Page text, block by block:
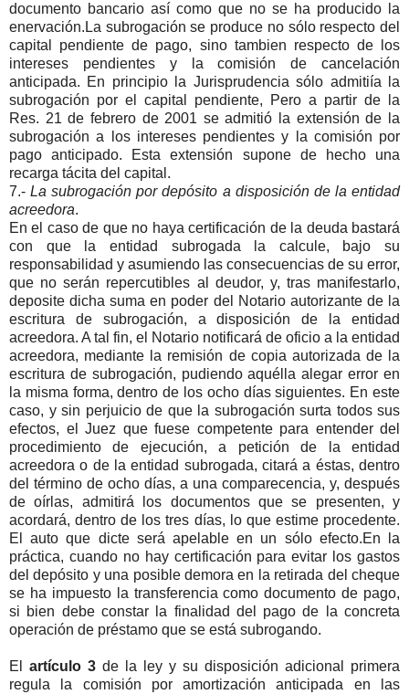
documento bancario así como que no se ha producido la
enervación.La subrogación se produce no sólo respecto del
capital pendiente de pago, sino tambien respecto de los
intereses pendientes y la comisión de cancelación
anticipada. En principio la Jurisprudencia sólo admitiía la
subrogación por el capital pendiente, Pero a partir de la
Res. 21 de febrero de 2001 se admitió la extensión de la
subrogación a los intereses pendientes y la comisión por
pago anticipado. Esta extensión supone de hecho una
recarga tácita del capital.
7.-La subrogación por depósito a disposición de la entidad
acreedora.
En el caso de que no haya certificación de la deuda bastará
con que la entidad subrogada la calcule, bajo su
responsabilidad y asumiendo las consecuencias de su error,
que no serán repercutibles al deudor, y, tras manifestarlo,
deposite dicha suma en poder del Notario autorizante de la
escritura de subrogación, a disposición de la entidad
acreedora. A tal fin, el Notario notificará de oficio a la entidad
acreedora, mediante la remisión de copia autorizada de la
escritura de subrogación, pudiendo aquélla alegar error en
la misma forma, dentro de los ocho días siguientes. En este
caso, y sin perjuicio de que la subrogación surta todos sus
efectos, el Juez que fuese competente para entender del
procedimiento de ejecución, a petición de la entidad
acreedora o de la entidad subrogada, citará a éstas, dentro
del término de ocho días, a una comparecencia, y, después
de oírlas, admitirá los documentos que se presenten, y
acordará, dentro de los tres días, lo que estime procedente.
El auto que dicte será apelable en un sólo efecto.En la
práctica, cuando no hay certificación para evitar los gastos
del depósito y una posible demora en la retirada del cheque
se ha impuesto la transferencia como documento de pago,
si bien debe constar la finalidad del pago de la concreta
operación de préstamo que se está subrogando.
El artículo 3 de la ley y su disposición adicional primera
regula la comisión por amortización anticipada en las